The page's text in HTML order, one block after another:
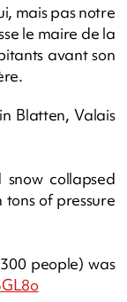
mais pas notre
le maire de la
avant son
Blatten, Valais
collapsed
of pressure
people) was